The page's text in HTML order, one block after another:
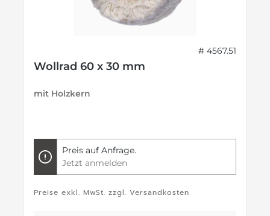
# 4567.51
Wollrad 60 x 30 mm
mit Holzkern
Preis auf Anfrage.
Jetzt anmelden
Preise exkl. MwSt. zzgl. Versandkosten